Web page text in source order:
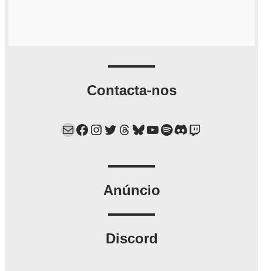
Contacta-nos
Mail Facebook Instagram Twitter Threads Bluesky YouTube Spotify Discord Twitch
Anúncio
Discord